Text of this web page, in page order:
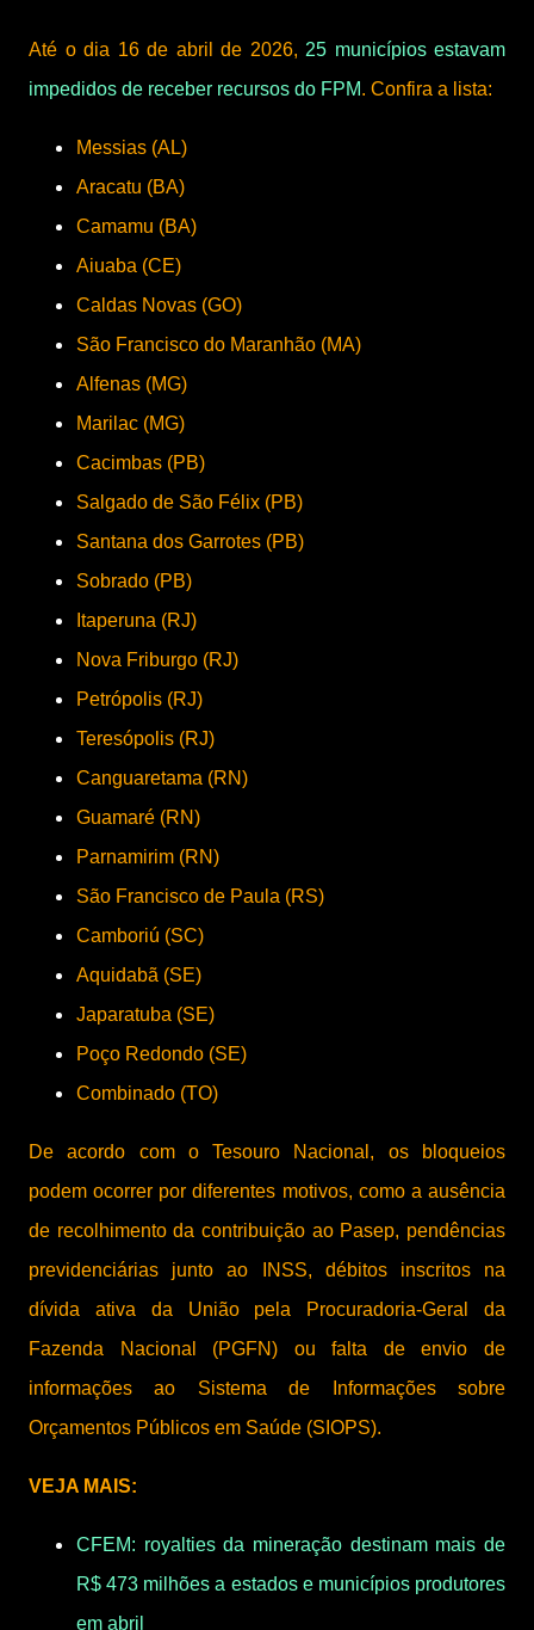
Até o dia 16 de abril de 2026, 25 municípios estavam
impedidos de receber recursos do FPM. Confira a lista:
Messias (AL)
Aracatu (BA)
Camamu (BA)
Aiuaba (CE)
Caldas Novas (GO)
São Francisco do Maranhão (MA)
Alfenas (MG)
Marilac (MG)
Cacimbas (PB)
Salgado de São Félix (PB)
Santana dos Garrotes (PB)
Sobrado (PB)
Itaperuna (RJ)
Nova Friburgo (RJ)
Petrópolis (RJ)
Teresópolis (RJ)
Canguaretama (RN)
Guamaré (RN)
Parnamirim (RN)
São Francisco de Paula (RS)
Camboriú (SC)
Aquidabã (SE)
Japaratuba (SE)
Poço Redondo (SE)
Combinado (TO)
De acordo com o Tesouro Nacional, os bloqueios
podem ocorrer por diferentes motivos, como a ausência
de recolhimento da contribuição ao Pasep, pendências
previdenciárias junto ao INSS, débitos inscritos na
dívida ativa da União pela Procuradoria-Geral da
Fazenda Nacional (PGFN) ou falta de envio de
informações ao Sistema de Informações sobre
Orçamentos Públicos em Saúde (SIOPS).
VEJA MAIS:
CFEM: royalties da mineração destinam mais de
R$ 473 milhões a estados e municípios produtores
em abril